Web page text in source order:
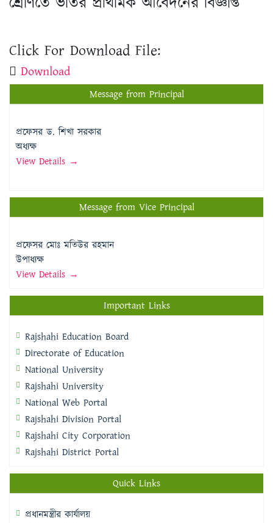
Click For Download File:
Download
Message from Principal
প্রফেসর ড. শিখা সরকার
অধ্যক্ষ
View Details →
Message from Vice Principal
প্রফেসর মোঃ মতিউর রহমান
উপাধ্যক্ষ
View Details →
Important Links
Rajshahi Education Board
Directorate of Education
National University
Rajshahi University
National Web Portal
Rajshahi Division Portal
Rajshahi City Corporation
Rajshahi District Portal
Quick Links
প্রধানমন্ত্রীর কার্যালয়